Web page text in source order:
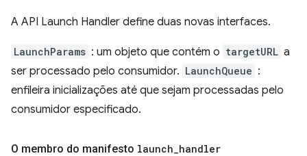
A API Launch Handler define duas novas interfaces.
LaunchParams : um objeto que contém o targetURL a
ser processado pelo consumidor. LaunchQueue :
enfileira inicializações até que sejam processadas pelo
consumidor especificado.
O membro do manifesto launch_handler